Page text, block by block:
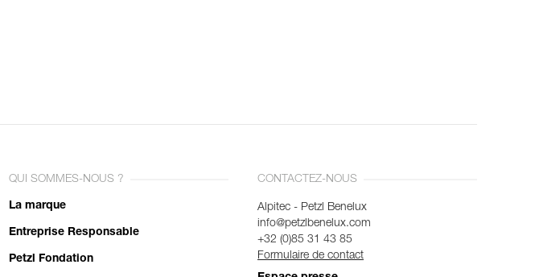
QUI SOMMES-NOUS ?
La marque
Entreprise Responsable
Petzl Fondation
CONTACTEZ-NOUS
Alpitec - Petzl Benelux
info@petzlbenelux.com
+32 (0)85 31 43 85
Formulaire de contact